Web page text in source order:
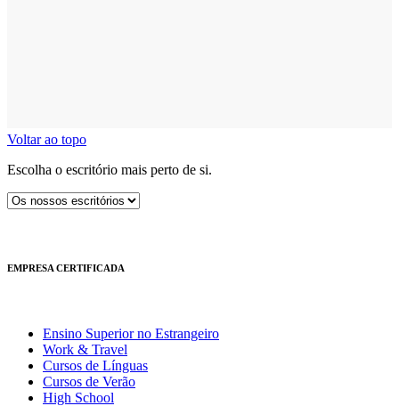
Voltar ao topo
Escolha o escritório mais perto de si.
EMPRESA CERTIFICADA
Ensino Superior no Estrangeiro
Work & Travel
Cursos de Línguas
Cursos de Verão
High School